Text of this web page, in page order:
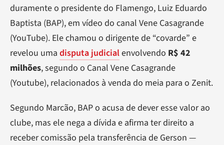
duramente o presidente do Flamengo, Luiz Eduardo
Baptista (BAP), em vídeo do canal Vene Casagrande
(YouTube). Ele chamou o dirigente de “covarde” e
revelou uma disputa judicialenvolvendo R$ 42
milhões, segundo o Canal Vene Casagrande
(Youtube), relacionados à venda do meia para o Zenit.
Segundo Marcão, BAP o acusa de dever esse valor ao
clube, mas ele nega a dívida e afirma ter direito a
receber comissão pela transferência de Gerson —